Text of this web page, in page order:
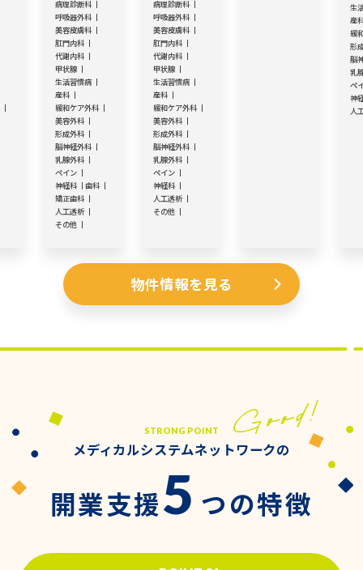
病理診断科
呼吸器外科
美容皮膚科
肛門内科
代謝内科
甲状腺
生活習慣病
産科
緩和ケア外科
美容外科
形成外科
脳神経外科
乳腺外科
ペイン
神経科
歯科
矯正歯科
人工透析
その他
病理診断科
呼吸器外科
美容皮膚科
肛門内科
代謝内科
甲状腺
生活習慣病
産科
緩和ケア外科
美容外科
形成外科
脳神経外科
乳腺外科
ペイン
神経科
人工透析
その他
生
産
緩
形
脳
乳
ペ
神
人
物件情報を見る
STRONG POINT
メディカルシステムネットワークの
開業支援5 つの特徴